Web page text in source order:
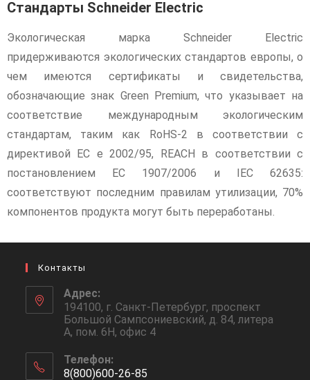
Стандарты Schneider Electric
Экологическая марка Schneider Electric
придерживаются экологических стандартов европы, о
чем имеются сертификаты и свидетельства,
обозначающие знак Green Premium, что указывает на
соответствие международным экологическим
стандартам, таким как RoHS-2 в соответствии с
директивой ЕС e 2002/95, REACH в соответствии с
постановлением ЕС 1907/2006 и IEC 62635:
соответствуют последним правилам утилизации, 70%
компонентов продукта могут быть переработаны.
Контакты
Адрес:
194100, г. Санкт-Петербург, проспект
Большой Сампсониевский, д. 84, литера
А, пом. 6Н, офис 4
Телефон:
8(800)600-26-85